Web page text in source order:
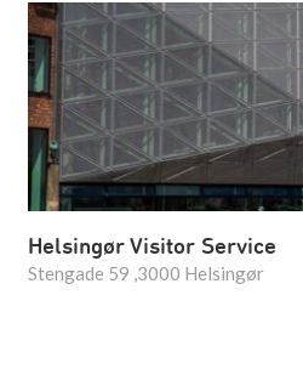
Helsingør Visitor Service
Stengade 59 ,3000 Helsingør